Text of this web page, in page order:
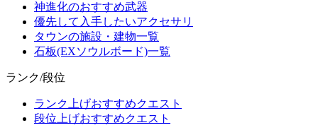
神進化のおすすめ武器
優先して入手したいアクセサリ
タウンの施設・建物一覧
石板(EXソウルボード)一覧
ランク/段位
ランク上げおすすめクエスト
段位上げおすすめクエスト